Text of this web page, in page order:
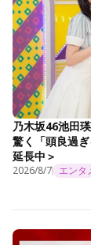
乃木坂46池田
驚く「頭良過
延長中＞
2026/8/7 エンタ